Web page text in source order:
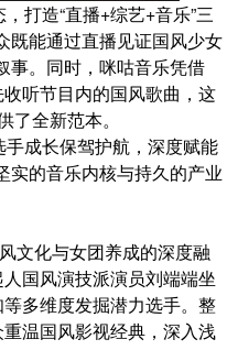
打造“直播+综艺+音乐”三
既能通过直播见证国风少女
事。同时，咪咕音乐凭借
听节目内的国风歌曲，这
全新范本。
成长保驾护航，深度赋能
实的音乐内核与持久的产业
文化与女团养成的深度融
国风演技派演员刘端端坐
多维度发掘潜力选手。整
温国风影视经典，深入浅